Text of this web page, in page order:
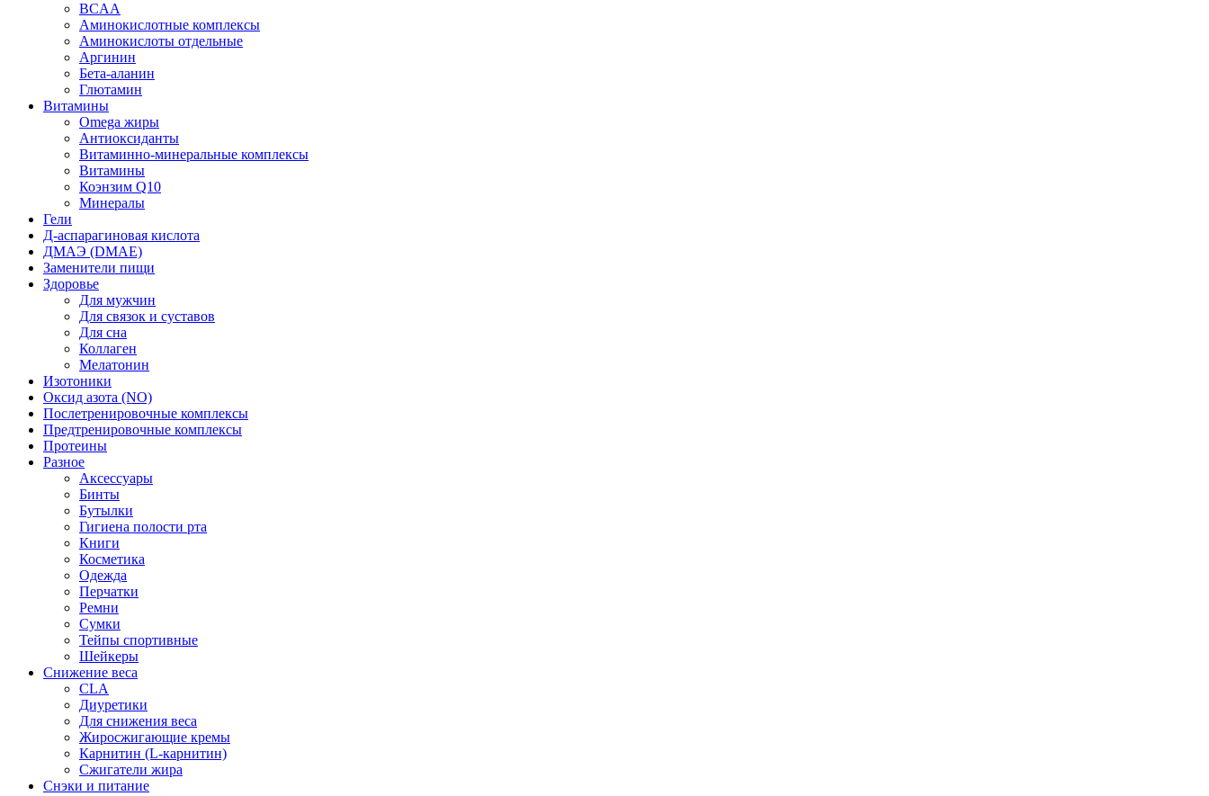
BCAA
Аминокислотные комплексы
Аминокислоты отдельные
Аргинин
Бета-аланин
Глютамин
Витамины
Omega жиры
Антиоксиданты
Витаминно-минеральные комплексы
Витамины
Коэнзим Q10
Минералы
Гели
Д-аспарагиновая кислота
ДМАЭ (DMAE)
Заменители пищи
Здоровье
Для мужчин
Для связок и суставов
Для сна
Коллаген
Мелатонин
Изотоники
Оксид азота (NO)
Послетренировочные комплексы
Предтренировочные комплексы
Протеины
Разное
Аксессуары
Бинты
Бутылки
Гигиена полости рта
Книги
Косметика
Одежда
Перчатки
Ремни
Сумки
Тейпы спортивные
Шейкеры
Снижение веса
CLA
Диуретики
Для снижения веса
Жиросжигающие кремы
Карнитин (L-карнитин)
Сжигатели жира
Снэки и питание